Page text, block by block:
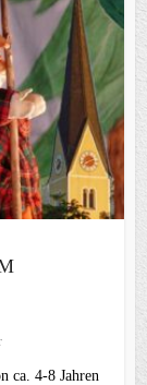
ca. 4-8 Jahren